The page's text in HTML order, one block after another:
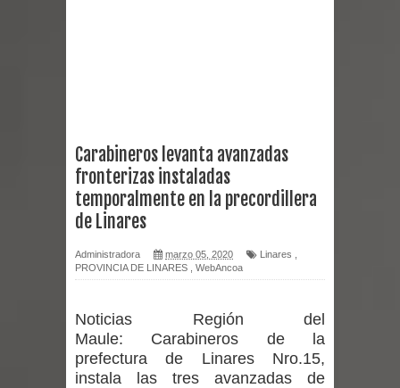
intercambio musical y pedagógico
con comunidades escolares
Alta positividad en influenza hace que
Mario Meza endurece críticas contra
Carabineros levanta avanzadas
fronterizas instaladas
temporalmente en la precordillera
de Linares
Administradora marzo 05, 2020 Linares
PROVINCIA DE LINARES
WebAncoa
Noticias Región del
Maule: Carabineros de la
prefectura de Linares Nro.15,
instala las tres avanzadas de